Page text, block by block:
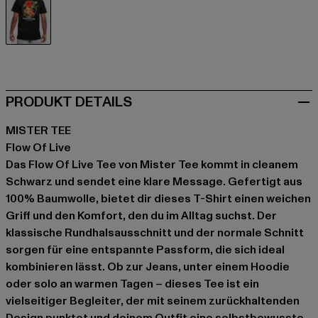
PRODUKT DETAILS
MISTER TEE
Flow Of Live
Das Flow Of Live Tee von Mister Tee kommt in cleanem
Schwarz und sendet eine klare Message. Gefertigt aus
100% Baumwolle, bietet dir dieses T-Shirt einen weichen
Griff und den Komfort, den du im Alltag suchst. Der
klassische Rundhalsausschnitt und der normale Schnitt
sorgen für eine entspannte Passform, die sich ideal
kombinieren lässt. Ob zur Jeans, unter einem Hoodie
oder solo an warmen Tagen – dieses Tee ist ein
vielseitiger Begleiter, der mit seinem zurückhaltenden